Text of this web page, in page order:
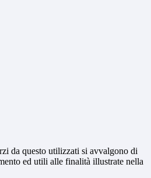
da questo utilizzati si avvalgono di
ed utili alle finalità illustrate nella